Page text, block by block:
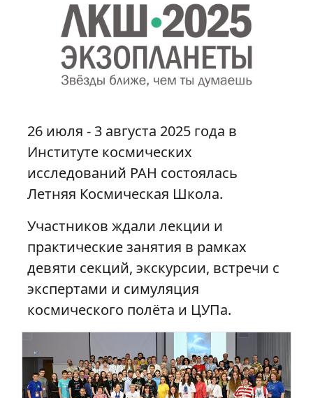
26 июля - 3 августа 2025 года в
Институте космических
исследований РАН состоялась
Летняя Космическая Школа.
Участников ждали лекции и
практические занятия в рамках
девяти секций, экскурсии, встречи с
экспертами и симуляция
космического полёта и ЦУПа.